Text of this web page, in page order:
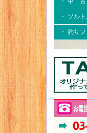
・ ソル
・ 釣り